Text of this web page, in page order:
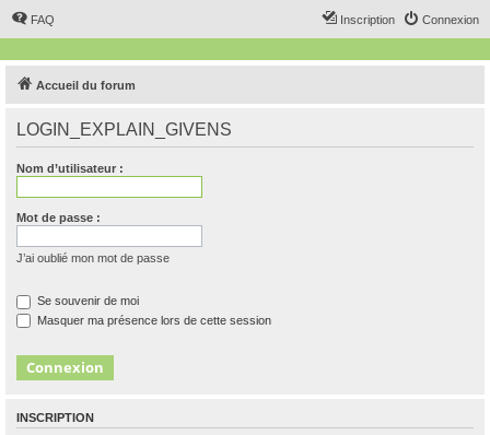
FAQ Connexion
Inscription
Accueil du forum
LOGIN_EXPLAIN_GIVENS
Nom d’utilisateur :
Mot de passe :
J’ai oublié mon mot de passe
Se souvenir de moi
Masquer ma présence lors de cette session
INSCRIPTION